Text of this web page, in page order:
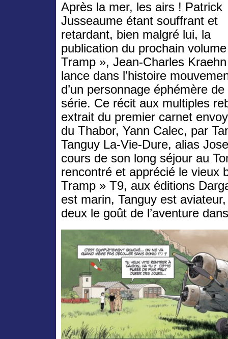
Après la mer, les airs ! Patrick
Jusseaume étant souffrant et
retardant, bien malgré lui, la
publication du prochain
Tramp », Jean-Charles
lance dans l’histoire
d’un personnage éphémère
série. Ce récit aux multiples
extrait du premier carnet
du Thabor, Yann Calec, par
Tanguy La-Vie-Dure, alias
cours de son long séjour au
rencontré et apprécié le vieux
Tramp » T9, aux éditions
est marin, Tanguy est
deux le goût de l’aventure